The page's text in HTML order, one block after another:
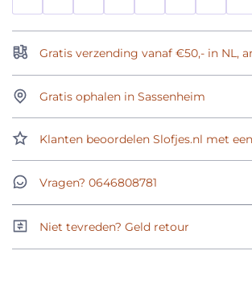
Gratis verzending vanaf €50,- in NL,
Gratis ophalen in Sassenheim
Klanten beoordelen Slofjes.nl met
Vragen? 0646808781
Niet tevreden? Geld retour